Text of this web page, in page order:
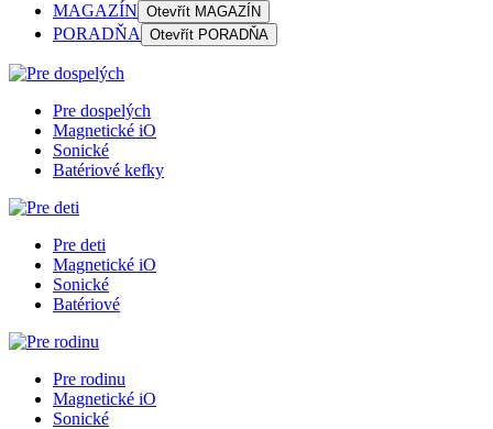
MAGAZÍN Otevřít MAGAZÍN
PORADŇA Otevřít PORADŇA
Pre dospelých
Magnetické iO
Sonické
Batériové kefky
Pre deti
Magnetické iO
Sonické
Batériové
Pre rodinu
Magnetické iO
Sonické